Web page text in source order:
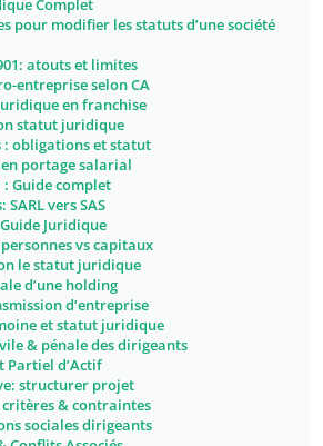
Complet
pour modifier les statuts d’une société
atouts et limites
entreprise selon CA
en franchise
statut juridique
: obligations et statut
portage salarial
: Guide complet
vers SAS
Juridique
vs capitaux
le statut juridique
d’une holding
d’entreprise
et statut juridique
& pénale des dirigeants
Partiel d’Actif
structurer projet
& contraintes
sociales dirigeants